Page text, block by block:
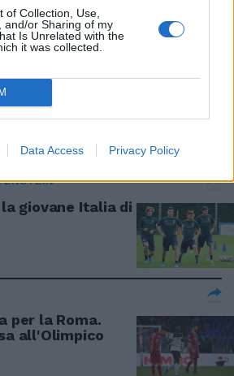
of Collection, Use,
and/or Sharing of my
Is Unrelated with the
it was collected.
Data Access Privacy Policy
la Roma stende
giovane Italia di
per la Roma.
all'Olimpico